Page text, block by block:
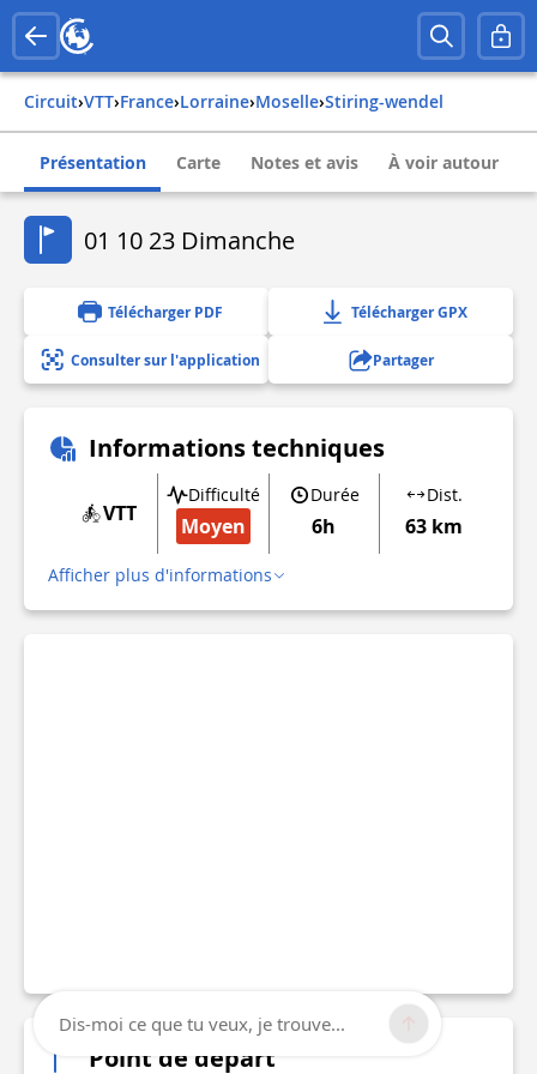
Circuit› VTT› france› lorraine› moselle› stiring-wendel
Présentation Carte Notes et avis À voir autour
01 10 23 Dimanche
Télécharger PDF Télécharger GPX
Consulter sur l'application Partager
Informations techniques
VTT
Difficulté
Moyen
Durée
6h
Dist.
63 km
Afficher plus d'informations
Point de départ
Dis-moi ce que tu veux, je trouve...